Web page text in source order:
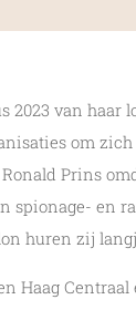
van haar
om
Prins
en
huren zij
Haag